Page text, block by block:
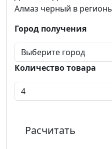
Алмаз черный в
Город получения
Количество товара
Расчитать